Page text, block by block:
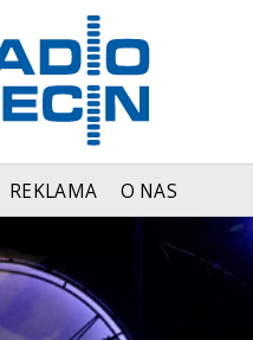
REKLAMA O NAS